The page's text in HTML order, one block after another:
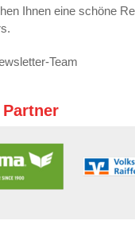
Ihnen eine schöne
Team
Partner